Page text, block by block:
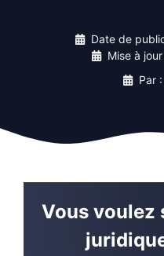
Date de
Mise à
Par
Vous voulez